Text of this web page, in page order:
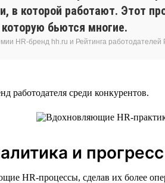
в которой работают. Этот
бьются многие.
HR-бренд hh.ru и Рейтинга работодателей
работодателя среди конкурентов.
и
HR-процессы, сделав их более